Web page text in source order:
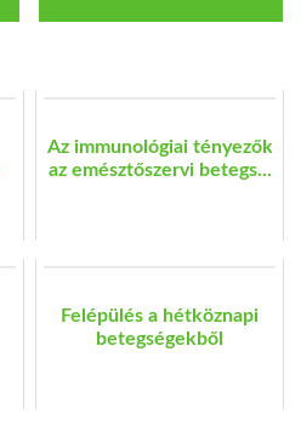
Az immunológiai tényezők
az emésztőszervi betegs...
Felépülés a hétköznapi
betegségekből